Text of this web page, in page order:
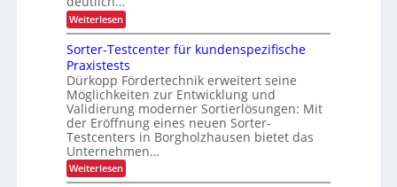
a
n
s
p
o
r
t
v
o
n
F
r
a
c
h
h
r
:
A
u
s
g
e
d
i
e
n
t
e
E
Weiterlesen:
S
h
n
e
l
l
e
r
e
P
r
o
Sorter-Testcenter für kundenspezifische
Praxistests
Dürkopp Fördertechnik erweitert seine
Möglichkeiten zur Entwicklung und
Validierung moderner Sortierlösungen: Mit
der Eröffnung eines neuen Sorter-
Testcenters in Borgholzhausen bietet das
Unternehmen…
Weiterlesen:
S